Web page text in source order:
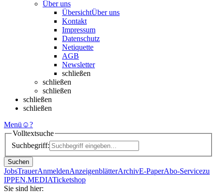
Über uns
ÜbersichtÜber uns
Kontakt
Impressum
Datenschutz
Netiquette
AGB
Newsletter
schließen
schließen
schließen
schließen
schließen
Menü ☺?
Volltextsuche
Suchbegriff:
Suchen
JobsTrauerAnmeldenAnzeigenblätterArchivE-PaperAbo-Servicezu
IPPEN.MEDIATicketshop
Sie sind hier: